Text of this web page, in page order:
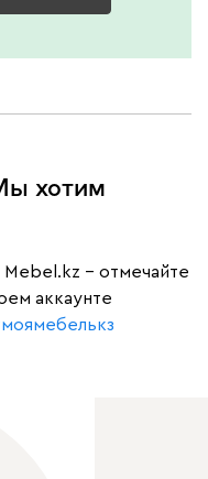
хотим
– отмечайте
аккаунте